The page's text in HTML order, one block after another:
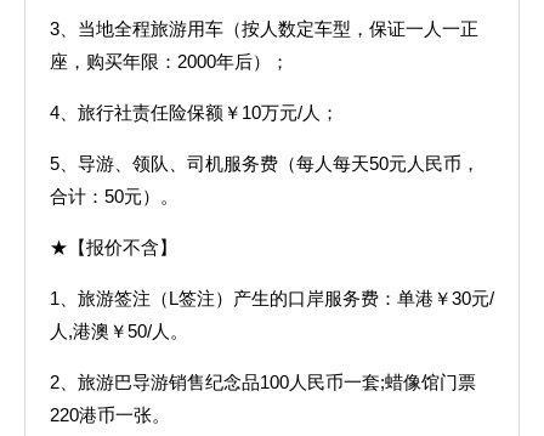
3、当地全程旅游用车（按人数定车型，保证一人一正
座，购买年限：2000年后）；
4、旅行社责任险保额￥10万元/人；
5、导游、领队、司机服务费（每人每天50元人民币，
合计：50元）。
★【报价不含】
1、旅游签注（L签注）产生的口岸服务费：单港￥30元/
人,港澳￥50/人。
2、旅游巴导游销售纪念品100人民币一套;蜡像馆门票
220港币一张。